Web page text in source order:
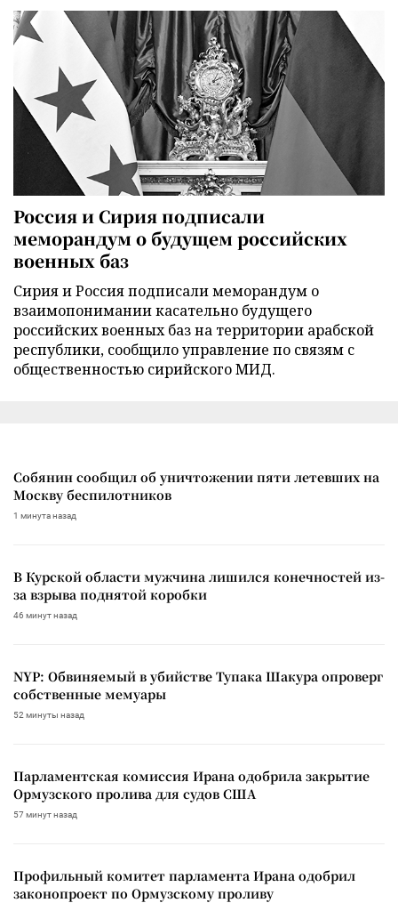
Россия и Сирия подписали
меморандум о будущем российских
военных баз
Сирия и Россия подписали меморандум о
взаимопонимании касательно будущего
российских военных баз на территории арабской
республики, сообщило управление по связям с
общественностью сирийского МИД.
Собянин сообщил об уничтожении пяти летевших на
Москву беспилотников
1 минута назад
В Курской области мужчина лишился конечностей из-
за взрыва поднятой коробки
46 минут назад
NYP: Обвиняемый в убийстве Тупака Шакура опроверг
собственные мемуары
52 минуты назад
Парламентская комиссия Ирана одобрила закрытие
Ормузского пролива для судов США
57 минут назад
Профильный комитет парламента Ирана одобрил
законопроект по Ормузскому проливу